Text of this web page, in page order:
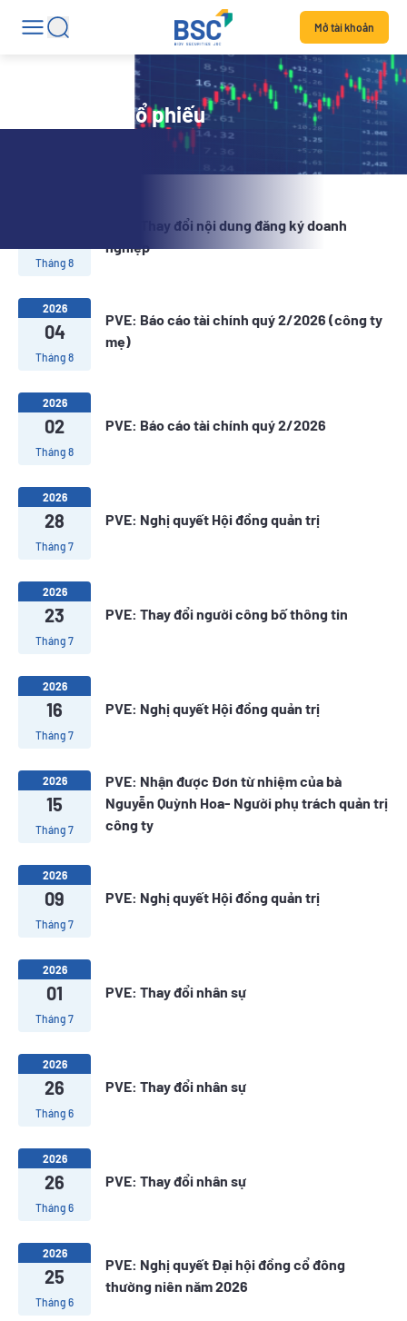
Mở tài khoản
Tin tức mã cổ phiếu
Tháng 8
PVE: Thay đổi nội dung đăng ký doanh
nghiệp
2026
04
Tháng 8
PVE: Báo cáo tài chính quý 2/2026 (công ty
mẹ)
2026
02
Tháng 8
PVE: Báo cáo tài chính quý 2/2026
2026
28
Tháng 7
PVE: Nghị quyết Hội đồng quản trị
2026
23
Tháng 7
PVE: Thay đổi người công bố thông tin
2026
16
Tháng 7
PVE: Nghị quyết Hội đồng quản trị
2026
15
Tháng 7
PVE: Nhận được Đơn từ nhiệm của bà
Nguyễn Quỳnh Hoa- Người phụ trách quản trị
công ty
2026
09
Tháng 7
PVE: Nghị quyết Hội đồng quản trị
2026
01
Tháng 7
PVE: Thay đổi nhân sự
2026
26
Tháng 6
PVE: Thay đổi nhân sự
2026
26
Tháng 6
PVE: Thay đổi nhân sự
2026
25
Tháng 6
PVE: Nghị quyết Đại hội đồng cổ đông
thường niên năm 2026